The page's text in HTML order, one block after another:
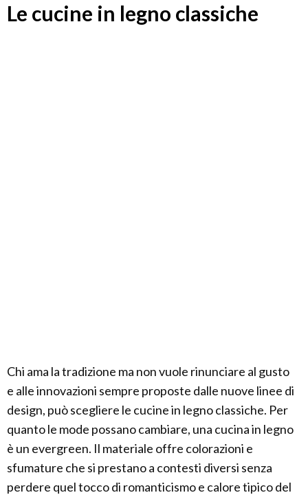
Le cucine in legno classiche
Chi ama la tradizione ma non vuole rinunciare al gusto
e alle innovazioni sempre proposte dalle nuove linee di
design, può scegliere le cucine in legno classiche. Per
quanto le mode possano cambiare, una cucina in legno
è un evergreen. Il materiale offre colorazioni e
sfumature che si prestano a contesti diversi senza
perdere quel tocco di romanticismo e calore tipico del